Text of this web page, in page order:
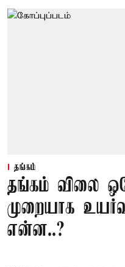
தங்கம்
தங்கம் விலை
முறையாக
என்ன..?